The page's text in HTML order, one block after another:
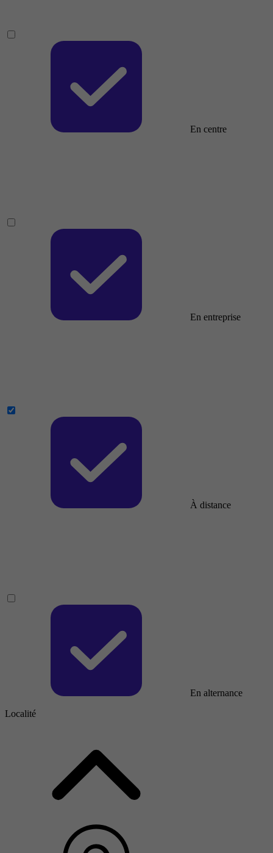
En centre
En entreprise
À distance
En alternance
Localité